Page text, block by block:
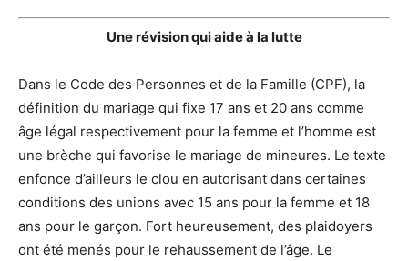
Une révision qui aide à la lutte
Dans le Code des Personnes et de la Famille (CPF), la
définition du mariage qui fixe 17 ans et 20 ans comme
âge légal respectivement pour la femme et l’homme est
une brèche qui favorise le mariage de mineures. Le texte
enfonce d’ailleurs le clou en autorisant dans certaines
conditions des unions avec 15 ans pour la femme et 18
ans pour le garçon. Fort heureusement, des plaidoyers
ont été menés pour le rehaussement de l’âge. Le